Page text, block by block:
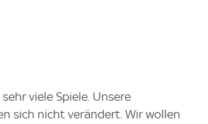
viele Spiele. Unsere
sich nicht verändert. Wir wollen